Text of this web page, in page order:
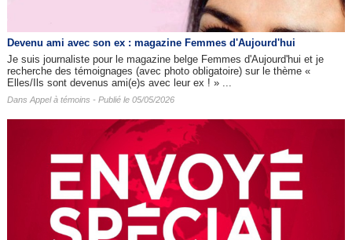
Devenu ami avec son ex : magazine Femmes d'Aujourd'hui
Je suis journaliste pour le magazine belge Femmes d'Aujourd'hui et je
recherche des témoignages (avec photo obligatoire) sur le thème «
Elles/Ils sont devenus ami(e)s avec leur ex ! » ...
Dans Appel à témoins - Publié le 05/05/2026